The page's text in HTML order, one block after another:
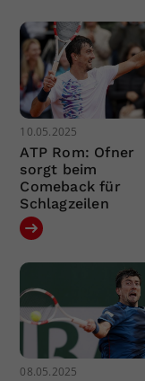
10.05.2025
ATP Rom: Ofner
sorgt beim
Comeback für
Schlagzeilen
08.05.2025